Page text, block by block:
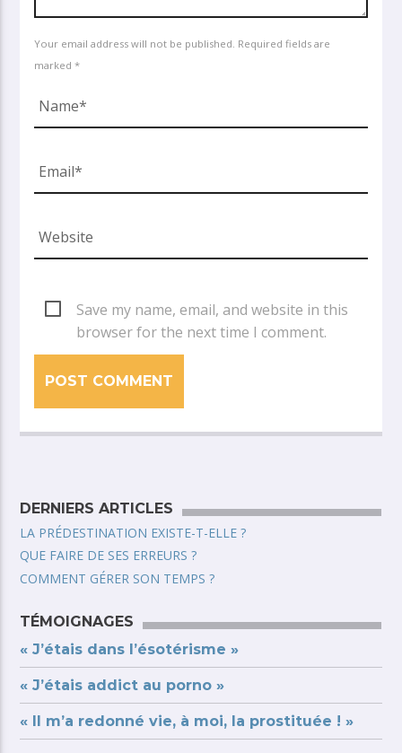
Your email address will not be published. Required fields are
marked *
Save my name, email, and website in this
browser for the next time I comment.
DERNIERS ARTICLES
LA PRÉDESTINATION EXISTE-T-ELLE ?
QUE FAIRE DE SES ERREURS ?
COMMENT GÉRER SON TEMPS ?
TÉMOIGNAGES
« J’étais dans l’ésotérisme »
« J’étais addict au porno »
« Il m’a redonné vie, à moi, la prostituée ! »